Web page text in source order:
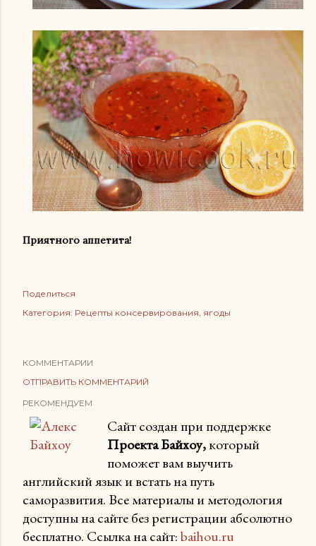
Приятного аппетита!
Поделиться
Категория: Рецепты консервирования ягоды
КОММЕНТАРИИ
ОТПРАВИТЬ КОММЕНТАРИЙ
РЕКОМЕНДУЕМ
Сайт создан при поддержке
Проекта Байхоу,который
поможет вам выучить
английский язык и встать на путь
саморазвития. Все материалы и методология
доступны на сайте без регистрации абсолютно
бесплатно. Ссылка на сайт:baihou.ru